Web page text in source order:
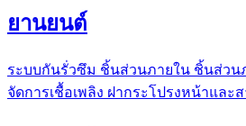
ยานยนต์
ระบบกันรั่วซึม ชิ้นส่วนภายใน ชิ้นส่วน
จัดการเชื้อเพลิง ฝากระโปรงหน้าและ